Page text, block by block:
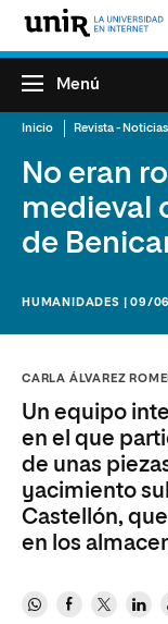
Menú
Inicio Revista - Noticias
No eran
medieval
de
HUMANIDADES | 09/
CARLA ÁLVAREZ
Un equipo
en el que
de unas
yacimiento
Castellón,
en los